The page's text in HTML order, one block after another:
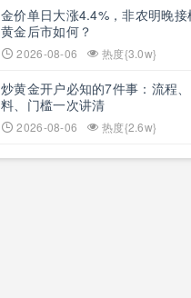
金价单日大涨4.4%，非农明晚接
黄金后市如何？
2026-08-06 热度{3.0w}
炒黄金开户必知的7件事：流程
料、门槛一次讲清
2026-08-06 热度{2.6w}